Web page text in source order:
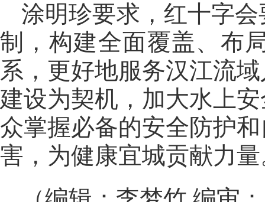
涂明珍要求，红十字
制，构建全面覆盖、布
系，更好地服务汉江流
建设为契机，加大水上
众掌握必备的安全防护
害，为健康宜城贡献力